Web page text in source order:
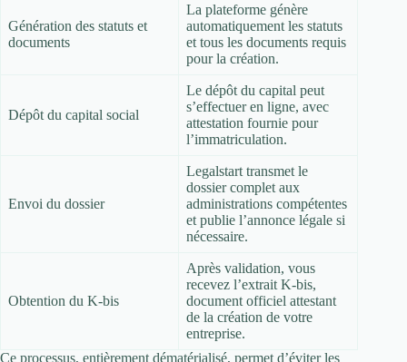
Génération des statuts et
documents
La plateforme génère
automatiquement les statuts
et tous les documents requis
pour la création.
Dépôt du capital social
Le dépôt du capital peut
s’effectuer en ligne, avec
attestation fournie pour
l’immatriculation.
Envoi du dossier
Legalstart transmet le
dossier complet aux
administrations compétentes
et publie l’annonce légale si
nécessaire.
Obtention du K-bis
Après validation, vous
recevez l’extrait K-bis,
document officiel attestant
de la création de votre
entreprise.
Ce processus, entièrement dématérialisé, permet d’éviter les